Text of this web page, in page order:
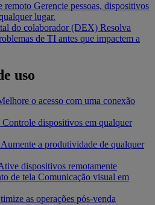
remoto Gerencie pessoas, dispositivos
lugar.
do colaborador (DEX) Resolva
de TI antes que impactem a
uso
o acesso com uma conexão
Controle dispositivos em qualquer
Aumente a produtividade de qualquer
dispositivos remotamente
de tela Comunicação visual em
as operações pós-venda